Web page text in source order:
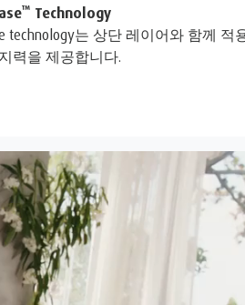
™ Technology
technology는 상단 레이어와 함께 적
력을 제공합니다.